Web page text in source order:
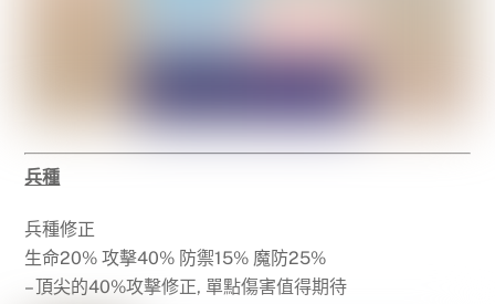
兵種
兵種修正
生命20% 攻擊40% 防禦15% 魔防25%
– 頂尖的40%攻擊修正, 單點傷害值得期待